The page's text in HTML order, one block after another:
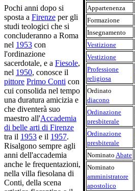
Appartenenza
Formazione
Insegnamento
Vestizione
Vestizione
Professione
religiosa
Ordinato
diacono
Ordinazione
presbiterale
Ordinazione
presbiterale
Nominato Abate
Nominato
amministratore
apostolico
Pochi anni dopo si
sposta a Firenze per gli
studi teologici che si
concluderanno a Roma
nel 1953 con
l'ordinazione
sacerdotale, e a Fiesole,
nel 1950, conosce il
pittore Primo Conti con
cui consolida nel tempo
una duratura amicizia e
che diventerà suo
maestro all'Accademia
di belle arti di Firenze
tra il 1953 e il 1957.
Risalgono sempre agli
anni dell'accademia
anche le frequentazioni,
nella villa fiesolana di
Conti, della scena